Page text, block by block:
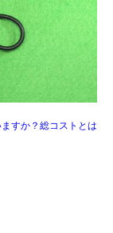
すか？総コストとは